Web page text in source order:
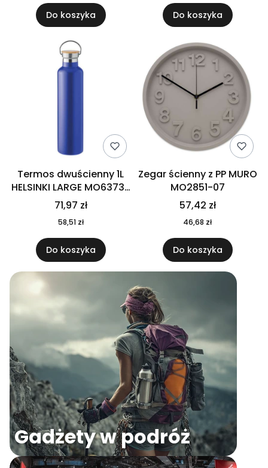
Do koszyka Do koszyka
Termos dwuścienny 1L
HELSINKI LARGE MO6373-
04
71,97 zł
58,51 zł
Do koszyka
Zegar ścienny z PP MURO
MO2851-07
57,42 zł
46,68 zł
Do koszyka
Gadżety w podróż